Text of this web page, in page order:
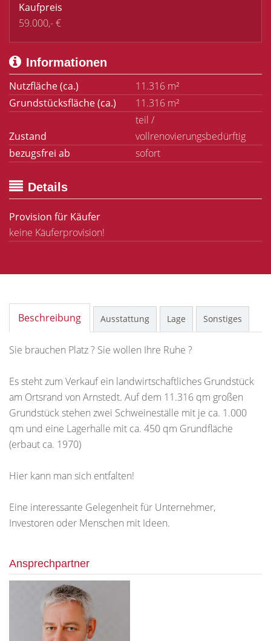
Kaufpreis
59.000,- €
Informationen
Nutzfläche (ca.)
11.316 m²
Grundstücksfläche (ca.)
11.316 m²
Zustand
teil /
vollrenovierungsbedürftig
bezugsfrei ab
sofort
Details
Provision für Käufer
keine Käuferprovision!
Beschreibung Ausstattung Lage Sonstiges
Sie brauchen Platz ? Sie wollen Ihre Ruhe ?
Es steht zum Verkauf ein landwirtschaftliches Grundstück
am Ortsrand von Arnstedt. Auf dem 11.316 qm großen
Grundstück stehen zwei Schweineställe mit je ca. 1.000
qm und eine Lagerhalle mit ca. 450 qm Grundfläche
(erbaut ca. 1970)
Hier kann man sich entfalten!
Eine interessante Gelegenheit für Unternehmer,
Investoren oder Menschen mit Ideen.
Ansprechpartner